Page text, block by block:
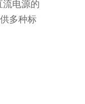
流电源的
多种标